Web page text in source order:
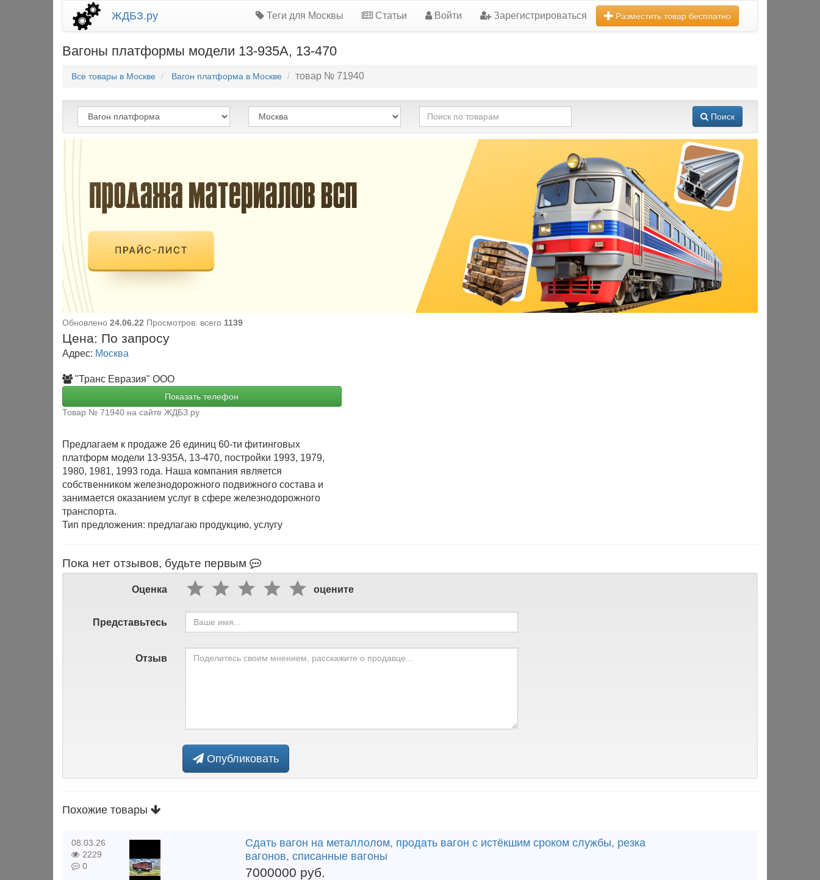
ЖДБЗ.ру Теги для Москвы Статьи Войти Зарегистрироваться Разместить товар бесплатно
Вагоны платформы модели 13-935А, 13-470
Все товары в Москве Вагон платформа в Москве товар № 71940
Поиск
Обновлено 24.06.22 Просмотров: всего 1139
Цена: По запросу
Адрес: Москва
"Транс Евразия" ООО
Показать телефон
Товар № 71940 на сайте ЖДБЗ.ру
Предлагаем к продаже 26 единиц 60-ти фитинговых
платформ модели 13-935А, 13-470, постройки 1993, 1979,
1980, 1981, 1993 года. Наша компания является
собственником железнодорожного подвижного состава и
занимается оказанием услуг в сфере железнодорожного
транспорта.
Тип предложения: предлагаю продукцию, услугу
Пока нет отзывов, будьте первым
Оценка оцените
Представьтесь
Отзыв
Опубликовать
Похожие товары
08.03.26
2229
0
Сдать вагон на металлолом, продать вагон с истёкшим сроком службы, резка
вагонов, списанные вагоны
7000000 руб.